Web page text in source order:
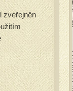
zveřejněn